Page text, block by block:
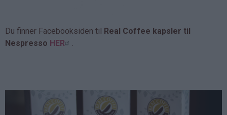
Du finner Facebooksiden til Real Coffee kapsler til
Nespresso HER